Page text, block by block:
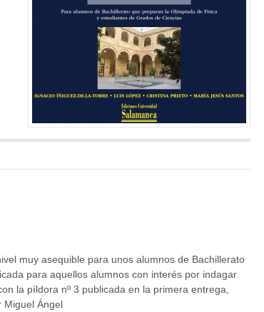
muy asequible para unos alumnos de Bachillerato
para aquellos alumnos con interés por indagar
la píldora nº 3 publicada en la primera entrega,
Miguel Ángel